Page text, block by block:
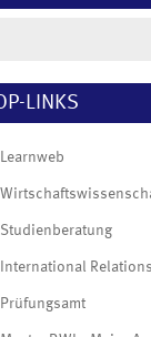
LINKS
Learnweb
Studienberatung
International
Prüfungsamt